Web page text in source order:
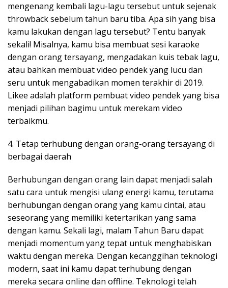
mengenang kembali lagu-lagu tersebut untuk sejenak
throwback sebelum tahun baru tiba. Apa sih yang bisa
kamu lakukan dengan lagu tersebut? Tentu banyak
sekali! Misalnya, kamu bisa membuat sesi karaoke
dengan orang tersayang, mengadakan kuis tebak lagu,
atau bahkan membuat video pendek yang lucu dan
seru untuk mengabadikan momen terakhir di 2019.
Likee adalah platform pembuat video pendek yang bisa
menjadi pilihan bagimu untuk merekam video
terbaikmu.
4. Tetap terhubung dengan orang-orang tersayang di
berbagai daerah
Berhubungan dengan orang lain dapat menjadi salah
satu cara untuk mengisi ulang energi kamu, terutama
berhubungan dengan orang yang kamu cintai, atau
seseorang yang memiliki ketertarikan yang sama
dengan kamu. Sekali lagi, malam Tahun Baru dapat
menjadi momentum yang tepat untuk menghabiskan
waktu dengan mereka. Dengan kecanggihan teknologi
modern, saat ini kamu dapat terhubung dengan
mereka secara online dan offline. Teknologi telah